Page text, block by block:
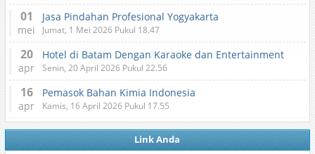
01
mei
Jasa Pindahan Profesional Yogyakarta
Jumat, 1 Mei 2026 Pukul 18.47
20
apr
Hotel di Batam Dengan Karaoke dan Entertainment
Senin, 20 April 2026 Pukul 22.56
16
apr
Pemasok Bahan Kimia Indonesia
Kamis, 16 April 2026 Pukul 17.55
Link Anda